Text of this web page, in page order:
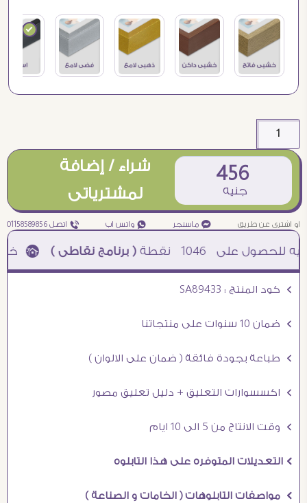
456
جنيه
شراء / إضافة
لمشترياتى
او اشترى عن طريق ¥ ماسنجر ₧ واتس اب ƒ اتصل 01158589856
1046 نقطة( برنامج نقاطى )à خصم 5% للعملاء الجدد à شحن مجانى عند الشراء ب 4000 جنيه à
Ö كود المنتج : SA89433
Ö ضمان 10 سنوات على منتجاتنا
Ö طباعة بجودة فائقة ( ضمان على الالوان )
Ö اكسسوارات التعليق + دليل تعليق مصور
Ö وقت الانتاج من 5 الى 10 ايام
Ö التعديلات المتوفره على هذا التابلوه
Ö مواصفات التابلوهات ( الخامات و الصناعة )